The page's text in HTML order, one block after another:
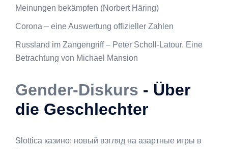
Meinungen bekämpfen (Norbert Häring)
Corona – eine Auswertung offizieller Zahlen
Russland im Zangengriff – Peter Scholl-Latour. Eine
Betrachtung von Michael Mansion
Gender-Diskurs - Über
die Geschlechter
Slottica казино: новый взгляд на азартные игры в